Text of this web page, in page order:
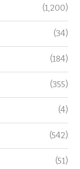
(1,200)
(34)
(184)
(355)
(4)
(542)
(51)